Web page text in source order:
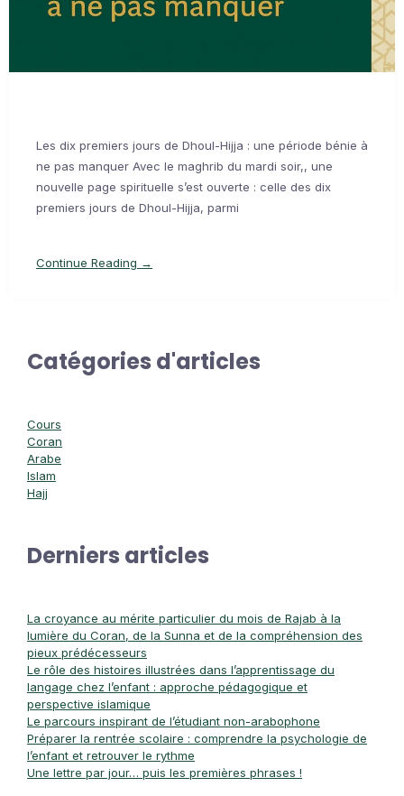
Les dix premiers jours de Dhoul-Hijja : une période bénie à
ne pas manquer Avec le maghrib du mardi soir,, une
nouvelle page spirituelle s’est ouverte : celle des dix
premiers jours de Dhoul-Hijja, parmi
Continue Reading →
Catégories d'articles
Cours
Coran
Arabe
Islam
Hajj
Derniers articles
La croyance au mérite particulier du mois de Rajab à la
lumière du Coran, de la Sunna et de la compréhension des
pieux prédécesseurs
Le rôle des histoires illustrées dans l’apprentissage du
langage chez l’enfant : approche pédagogique et
perspective islamique
Le parcours inspirant de l’étudiant non-arabophone
Préparer la rentrée scolaire : comprendre la psychologie de
l’enfant et retrouver le rythme
Une lettre par jour… puis les premières phrases !